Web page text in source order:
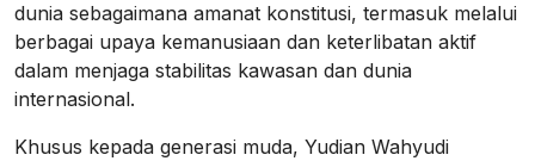
dunia sebagaimana amanat konstitusi, termasuk melalui
berbagai upaya kemanusiaan dan keterlibatan aktif
dalam menjaga stabilitas kawasan dan dunia
internasional.
Khusus kepada generasi muda, Yudian Wahyudi